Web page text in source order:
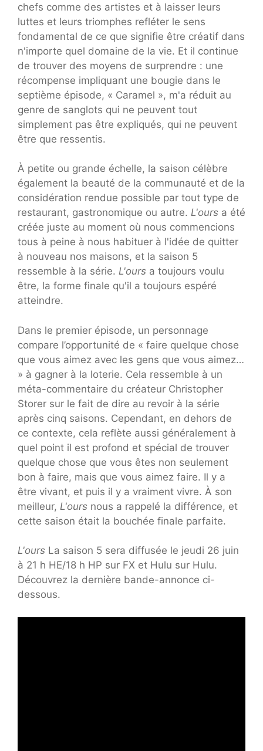
chefs comme des artistes et à laisser leurs
luttes et leurs triomphes refléter le sens
fondamental de ce que signifie être créatif dans
n'importe quel domaine de la vie. Et il continue
de trouver des moyens de surprendre : une
récompense impliquant une bougie dans le
septième épisode, « Caramel », m'a réduit au
genre de sanglots qui ne peuvent tout
simplement pas être expliqués, qui ne peuvent
être que ressentis.
À petite ou grande échelle, la saison célèbre
également la beauté de la communauté et de la
considération rendue possible par tout type de
restaurant, gastronomique ou autre. L'ours a été
créée juste au moment où nous commencions
tous à peine à nous habituer à l'idée de quitter
à nouveau nos maisons, et la saison 5
ressemble à la série. L'ours a toujours voulu
être, la forme finale qu'il a toujours espéré
atteindre.
Dans le premier épisode, un personnage
compare l’opportunité de « faire quelque chose
que vous aimez avec les gens que vous aimez…
» à gagner à la loterie. Cela ressemble à un
méta-commentaire du créateur Christopher
Storer sur le fait de dire au revoir à la série
après cinq saisons. Cependant, en dehors de
ce contexte, cela reflète aussi généralement à
quel point il est profond et spécial de trouver
quelque chose que vous êtes non seulement
bon à faire, mais que vous aimez faire. Il y a
être vivant, et puis il y a vraiment vivre. À son
meilleur, L'ours nous a rappelé la différence, et
cette saison était la bouchée finale parfaite.
L'ours La saison 5 sera diffusée le jeudi 26 juin
à 21 h HE/18 h HP sur FX et Hulu sur Hulu.
Découvrez la dernière bande-annonce ci-
dessous.